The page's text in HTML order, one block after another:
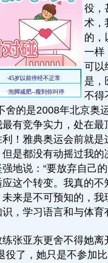
役，
术，
的，
一样
可以
是，
不得
舍的是2008年北京奥
有竞争实力，处在最
！雅典奥运会前就是
是都没有动摇过我的
地说：“要放弃自己
这个转变。我真的不
来是不可预知的，我
，学习语言和与体育
亚东更舍不得她离
役了，她只是不参加